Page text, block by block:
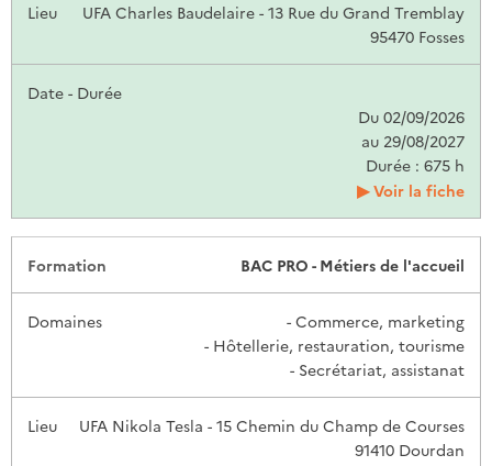
UFA Charles Baudelaire - 13 Rue du Grand Tremblay
95470 Fosses
Du 02/09/2026
au 29/08/2027
Durée : 675 h
Voir la fiche
BAC PRO - Métiers de l'accueil
- Commerce, marketing
- Hôtellerie, restauration, tourisme
- Secrétariat, assistanat
UFA Nikola Tesla - 15 Chemin du Champ de Courses
91410 Dourdan